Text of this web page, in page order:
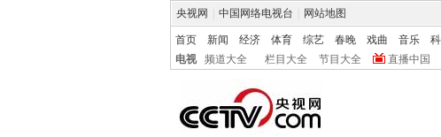
央视网 中国网络电视台 网站地图
首页 新闻 经济 体育 综艺 春晚 戏曲 音乐
电视
频道大全 栏目大全 节目大全 直播中国